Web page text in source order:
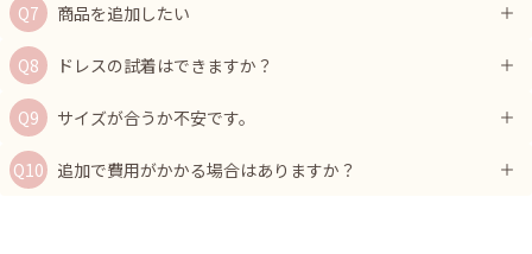
商品を追加したい
ドレスの試着はできますか？
サイズが合うか不安です。
追加で費用がかかる場合はありますか？